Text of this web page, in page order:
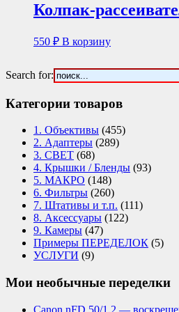
Колпак-
550 ₽ В корзину
Search for:
Категории товаров
1. Объективы (455)
2. Адаптеры (289)
3. СВЕТ (68)
4. Крышки / Бленды (93)
5. МАКРО (148)
6. Фильтры (260)
7. Штативы и т.п. (111)
8. Аксессуары (122)
9. Камеры (47)
Примеры ПЕРЕДЕЛОК (5)
УСЛУГИ (9)
Мои необычные переделки
Canon nFD 50/1.2 —